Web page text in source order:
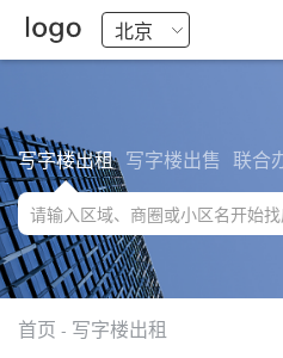
写字楼出租 写字楼出售 联合
首页 - 写字楼出租